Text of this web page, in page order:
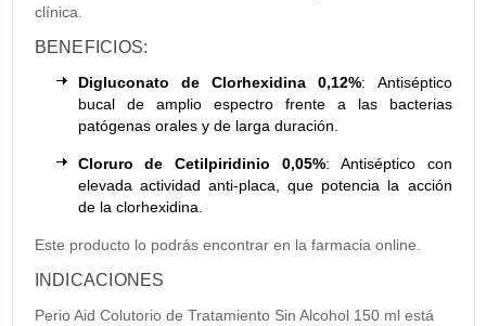
clínica.
BENEFICIOS:
Digluconato de Clorhexidina 0,12%: Antiséptico
bucal de amplio espectro frente a las bacterias
patógenas orales y de larga duración.
Cloruro de Cetilpiridinio 0,05%: Antiséptico con
elevada actividad anti-placa, que potencia la acción
de la clorhexidina.
Este producto lo podrás encontrar en la farmacia online.
INDICACIONES
Perio Aid Colutorio de Tratamiento Sin Alcohol 150 ml está